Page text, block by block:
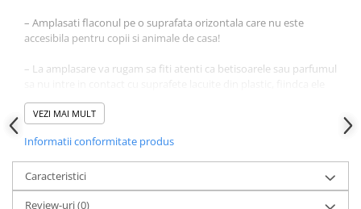
– Amplasati flaconul pe o suprafata orizontala care nu este
accesibila pentru copii si animale de casa!
– La amplasare va rugam sa fiti atenti ca betisoarele sau parfumul
pot fi deteriorate.
– Nu expuneti la lumina directa a soarelui!
VEZI MAI MULT
Informatii conformitate produs
Caracteristici
Review-uri(0)